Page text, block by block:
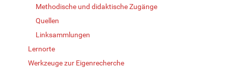
Methodische und didaktische Zugänge
Quellen
Linksammlungen
Lernorte
Werkzeuge zur Eigenrecherche